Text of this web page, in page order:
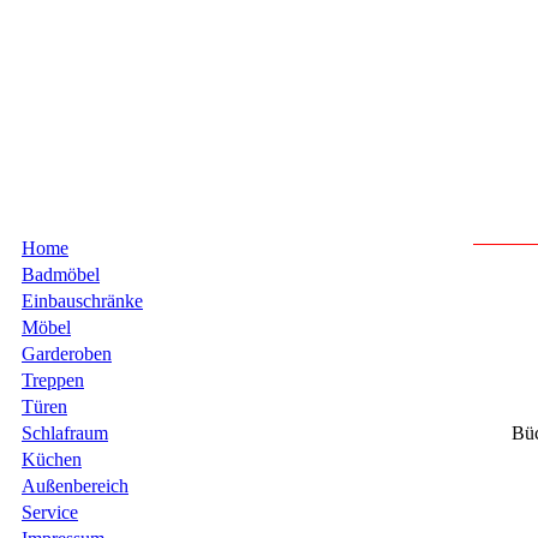
Home
Badmöbel
Einbauschränke
Möbel
Garderoben
Treppen
Türen
Schlafraum
Küchen
Außenbereich
Service